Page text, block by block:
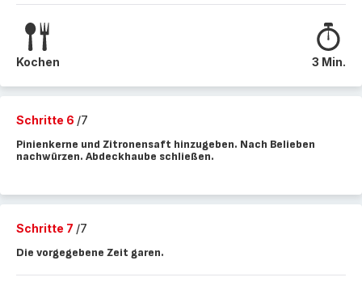
Kochen 3 Min.
Schritte 6 /7
Pinienkerne und Zitronensaft hinzugeben. Nach Belieben
nachwürzen. Abdeckhaube schließen.
Schritte 7 /7
Die vorgegebene Zeit garen.